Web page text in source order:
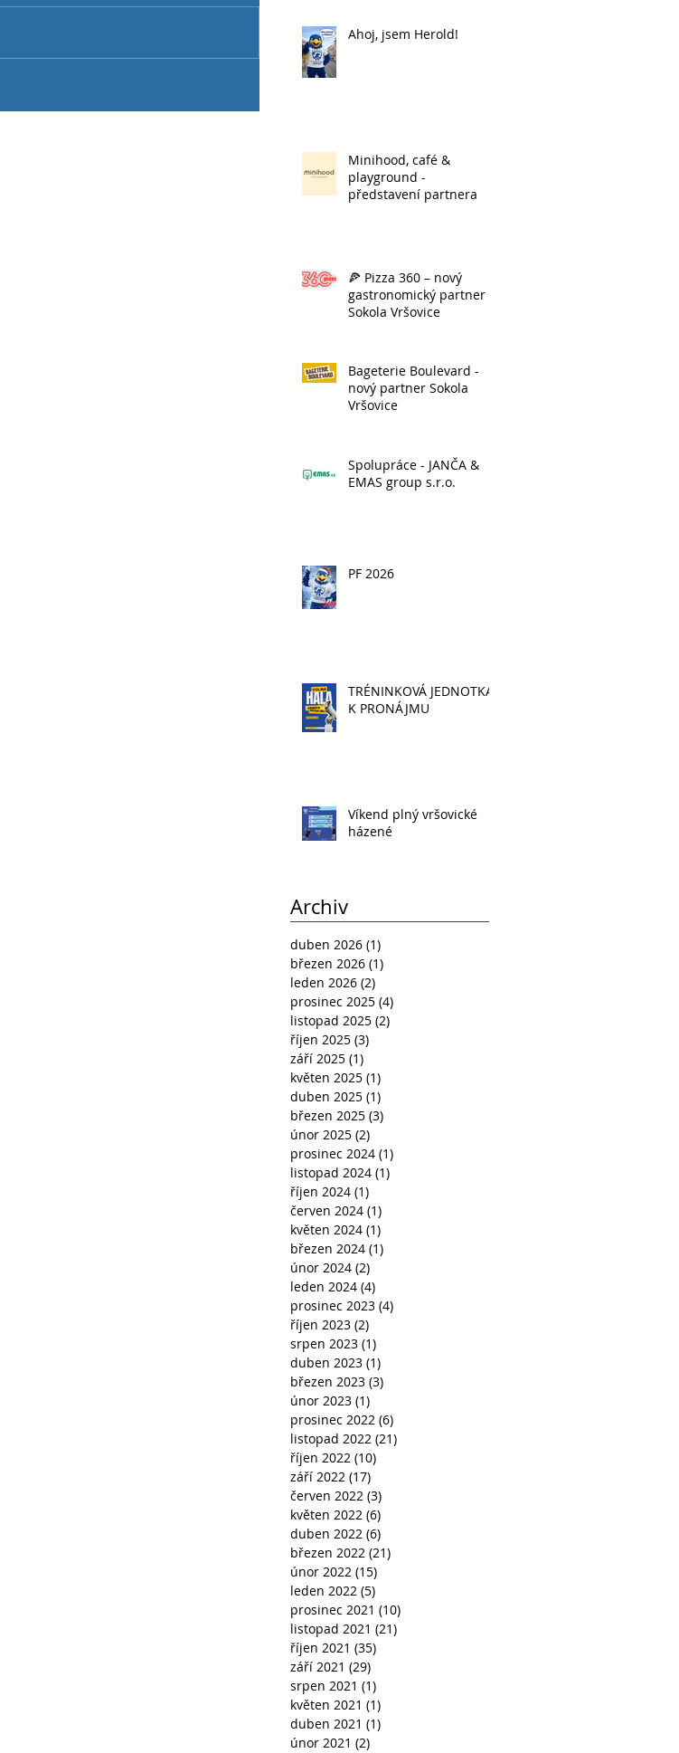
Ahoj, jsem Herold!
Minihood, café &
playground -
představení partnera
🍕 Pizza 360 – nový
gastronomický partner
Sokola Vršovice
Bageterie Boulevard -
nový partner Sokola
Vršovice
Spolupráce - JANČA &
EMAS group s.r.o.
PF 2026
TRÉNINKOVÁ JEDNOTKA
K PRONÁJMU
Víkend plný vršovické
házené
Archiv
duben 2026 (1)
březen 2026 (1)
leden 2026 (2)
prosinec 2025 (4)
listopad 2025 (2)
říjen 2025 (3)
září 2025 (1)
květen 2025 (1)
duben 2025 (1)
březen 2025 (3)
únor 2025 (2)
prosinec 2024 (1)
listopad 2024 (1)
říjen 2024 (1)
červen 2024 (1)
květen 2024 (1)
březen 2024 (1)
únor 2024 (2)
leden 2024 (4)
prosinec 2023 (4)
říjen 2023 (2)
srpen 2023 (1)
duben 2023 (1)
březen 2023 (3)
únor 2023 (1)
prosinec 2022 (6)
listopad 2022 (21)
říjen 2022 (10)
září 2022 (17)
červen 2022 (3)
květen 2022 (6)
duben 2022 (6)
březen 2022 (21)
únor 2022 (15)
leden 2022 (5)
prosinec 2021 (10)
listopad 2021 (21)
říjen 2021 (35)
září 2021 (29)
srpen 2021 (1)
květen 2021 (1)
duben 2021 (1)
únor 2021 (2)